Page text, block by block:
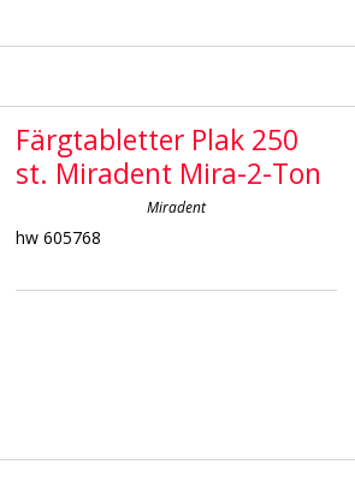
Färgtabletter Plak 250
st. Miradent Mira-2-Ton
Miradent
hw 605768